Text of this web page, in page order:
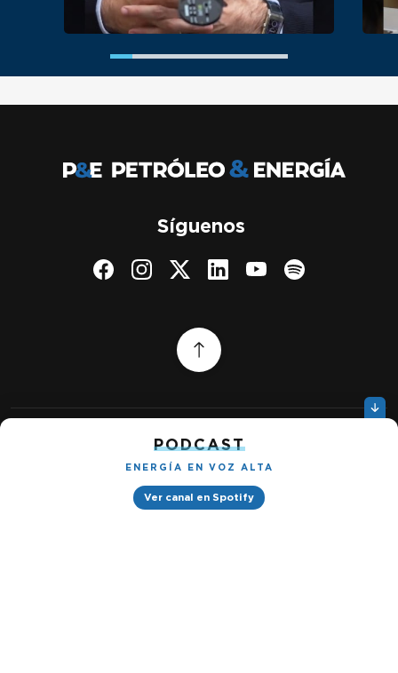
PODCAST
ENERGÍA EN VOZ ALTA
Ver canal en Spotify
Síguenos
Política de privacidad